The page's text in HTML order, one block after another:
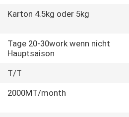
Karton 4.5kg oder 5kg
Tage 20-30work wenn nicht
Hauptsaison
T/T
2000MT/month